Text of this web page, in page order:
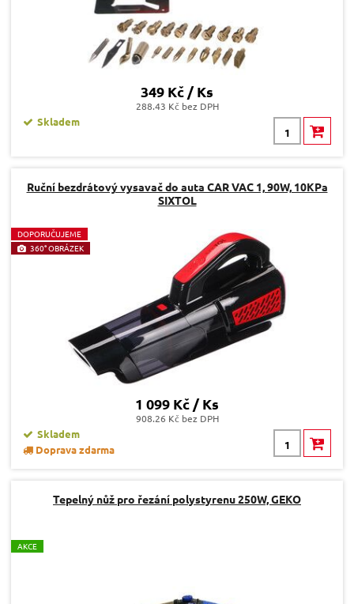
349 Kč / Ks
288.43 Kč bez DPH
Skladem
Ruční bezdrátový vysavač do auta CAR VAC 1, 90W, 10KPa
SIXTOL
DOPORUČUJEME
360° OBRÁZEK
1 099 Kč / Ks
908.26 Kč bez DPH
Skladem
Doprava zdarma
Tepelný nůž pro řezání polystyrenu 250W, GEKO
AKCE